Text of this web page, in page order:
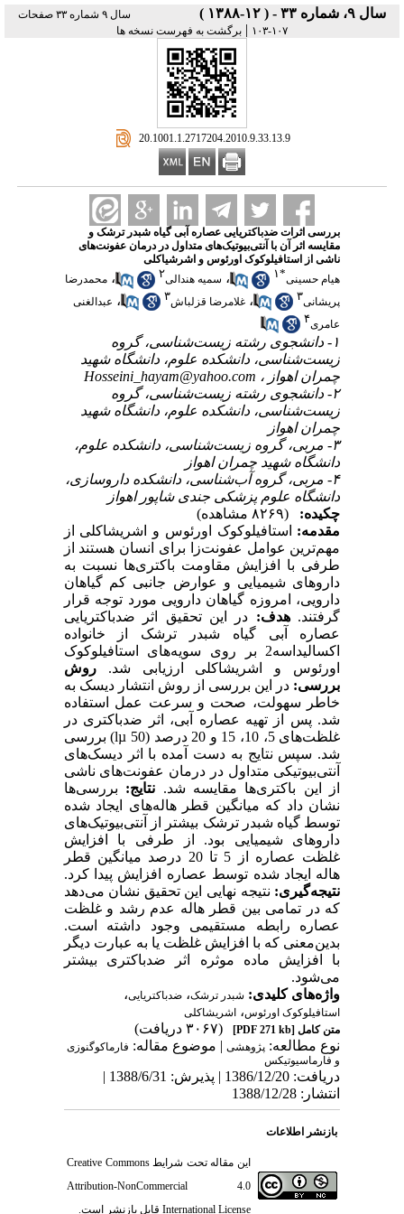
سال ۹، شماره ۳۳ - ( ۱۲-۱۳۸۸ )
سال ۹ شماره ۳۳ صفحات
۱۰۷-۱۰۳
| برگشت به فهرست نسخه ها
‎ 20.1001.1.2717204.2010.9.33.13.9
بررسی اثرات ضد‌باکتریایی عصاره آبی گیاه شبدر ترشک و
مقایسه اثر آن با آنتی‌بیوتیک‌های متداول در درمان عفونت‌های
ناشی از استافیلوکوک اورئوس و اشرشیاکلی
هیام حسینی*۱ ، سمیه هندالی۲ ، محمدرضا
پریشانی۳ ، غلامرضا قزلباش۳ ، عبدالغنی
عامری۴
۱- دانشجوی رشته زیست‌شناسی، گروه
زیست‌شناسی، دانشکده علوم، دانشگاه شهید
چمران اهواز ، Hosseini_hayam@yahoo.com
۲- دانشجوی رشته زیست‌شناسی، گروه
زیست‌شناسی، دانشکده علوم، دانشگاه شهید
چمران اهواز
۳- مربی، گروه زیست‌شناسی، دانشکده علوم،
دانشگاه شهید چمران اهواز
۴- مربی، گروه آب‌شناسی، دانشکده داروسازی،
دانشگاه علوم پزشکی جندی شاپور اهواز
چکیده:
(۸۲۶۹ مشاهده)
مقدمه: استافیلوکوک اورئوس و اشریشاکلی از
مهم‌ترین عوامل عفونت‌زا برای انسان هستند از
طرفی با افزایش مقاومت باکتری‌ها نسبت به
داروهای شیمیایی و عوارض جانبی کم گیاهان
دارویی، امروزه گیاهان دارویی مورد توجه قرار
گرفتند.هدف: در این تحقیق اثر ضدباکتریایی
عصاره آبی گیاه شبدر ترشک از خانواده
اکسالیداسه2 بر روی سویه‌های استافیلوکوک
اورئوس و اشریشاکلی ارزیابی شد. روش
بررسی: در این بررسی از روش انتشار دیسک به
خاطر سهولت، صحت و سرعت عمل استفاده
شد. پس از تهیه عصاره آبی، اثر ضد‌باکتری در
غلظت‌های 5، 10، 15 و 20 درصد (lµ 50) بررسی
شد. سپس نتایج به دست آمده با اثر دیسک‌های
آنتی‌بیوتیکی متداول در درمان عفونت‌های ناشی
از این باکتری‌ها مقایسه شد. نتایج: بررسی‌ها
نشان داد که میانگین قطر هاله‌های ایجاد شده
توسط گیاه شبدر ترشک بیشتر از آنتی‌بیوتیک‌های
داروهای شیمیایی بود. از طرفی با افزایش
غلظت عصاره از 5 تا 20 درصد میانگین قطر
هاله ایجاد شده توسط عصاره افزایش پیدا کرد.
نتیجه‌گیری: نتیجه نهایی این تحقیق نشان می‌دهد
که در تمامی بین قطر هاله عدم رشد و غلظت
عصاره رابطه مستقیمی وجود داشته است.
بدین‌معنی که با افزایش غلظت یا به عبارت دیگر
با افزایش ماده موثره اثر ضد‌باکتری بیشتر
می‌شود.
واژه‌های کلیدی: شبدر ترشک، ضدباکتریایی،
استافیلوکوک اورئوس،
اشریشاکلی
متن کامل[PDF 271 kb]
(۳۰۶۷ دریافت)
نوع مطالعه: پژوهشی| موضوع مقاله: فارماكوگنوزی
و فارماسيوتيكس
دریافت: 1386/12/20 | پذیرش: 1388/6/31 |
انتشار: 1388/12/28
بازنشر اطلاعات
این مقاله تحت شرایطCreative Commons
Attribution-NonCommercial 4.0
International License قابل بازنشر است.